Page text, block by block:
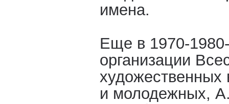
имена.
Еще в 1970-
организации
художественных
и молодежных,